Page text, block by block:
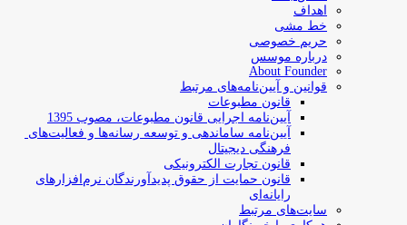
اهداف
خط مشی
حریم خصوصی
درباره موسس
About Founder
قوانین و آیین‌نامه‌های مرتبط
‌قانون مطبوعات
آیین‌نامه اجرایی قانون مطبوعات، مصوب 1395
آیین‌نامه سامان­دهی و توسعه رسانه­‌ها و فعالیت‌­های
فرهنگی دیجیتال
قانون تجارت الکترونیکی
قانون حمایت از حقوق پدیدآورندگان نرم‌افزارهای
رایانه‌ای
سایت‌های مرتبط